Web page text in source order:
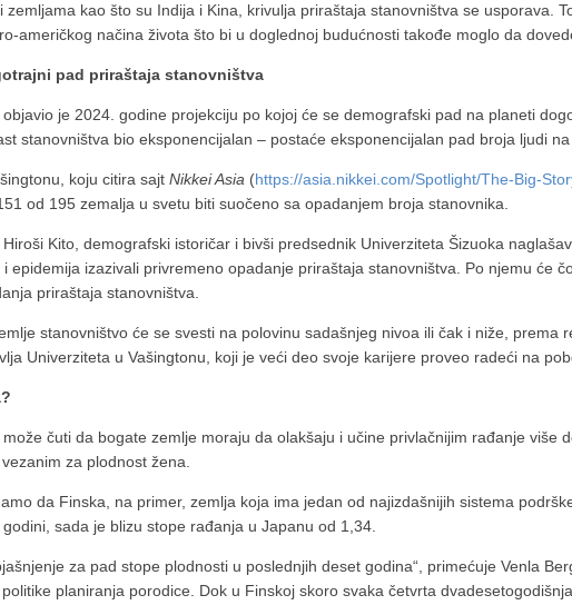
zemljama kao što su Indija i Kina, krivulja priraštaja stanovništva se usporava.
američkog načina života što bi u doglednoj budućnosti takođe moglo da
pad priraštaja stanovništva
objavio je 2024. godine projekciju po kojoj će se demografski pad na planeti
stanovništva bio eksponencijalan – postaće eksponencijalan pad broja ljudi na
koju citira sajt Nikkei Asia (https://asia.nikkei.com/Spotlight/The-Big-
od 195 zemalja u svetu biti suočeno sa opadanjem broja stanovnika.
Kito, demografski istoričar i bivši predsednik Univerziteta Šizuoka
epidemija izazivali privremeno opadanje priraštaja stanovništva. Po njemu će
priraštaja stanovništva.
stanovništvo će se svesti na polovinu sadašnjeg nivoa ili čak i niže, prema
Univerziteta u Vašingtonu, koji je veći deo svoje karijere proveo radeći na
čuti da bogate zemlje moraju da olakšaju i učine privlačnijim rađanje više
za plodnost žena.
da Finska, na primer, zemlja koja ima jedan od najizdašnijih sistema
sada je blizu stope rađanja u Japanu od 1,34.
za pad stope plodnosti u poslednjih deset godina“, primećuje Venla
planiranja porodice. Dok u Finskoj skoro svaka četvrta